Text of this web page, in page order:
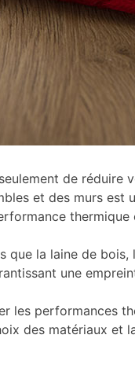
de réduire
et des murs
thermique
que la laine de
une
les performances
des matériaux